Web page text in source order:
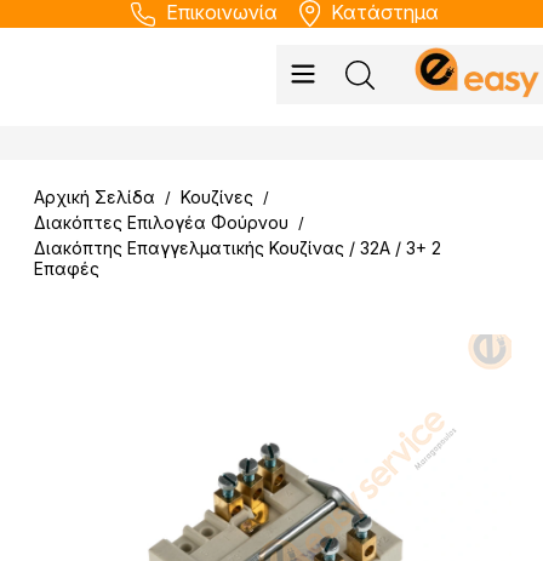
Επικοινωνία Κατάστημα
Αρχική Σελίδα / Κουζίνες /
Διακόπτες Επιλογέα Φούρνου /
Διακόπτης Επαγγελματικής Κουζίνας / 32A / 3+ 2
Επαφές